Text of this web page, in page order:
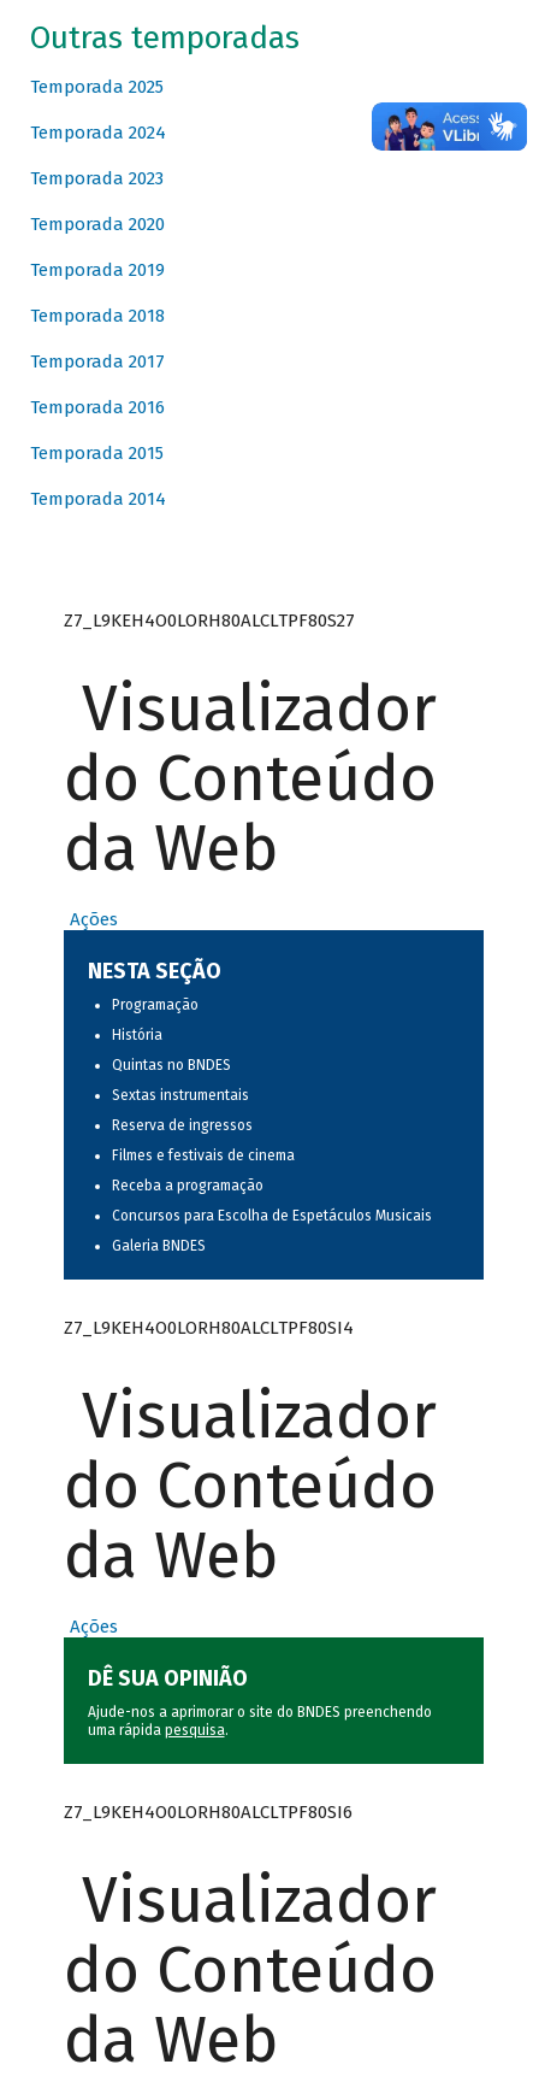
Outras temporadas
Temporada 2025
Temporada 2024
Temporada 2023
Temporada 2020
Temporada 2019
Temporada 2018
Temporada 2017
Temporada 2016
Temporada 2015
Temporada 2014
Z7_L9KEH4O0LORH80ALCLTPF80S27
Visualizador
do Conteúdo
da Web
Ações
NESTA SEÇÃO
Programação
História
Quintas no BNDES
Sextas instrumentais
Reserva de ingressos
Filmes e festivais de cinema
Receba a programação
Concursos para Escolha de Espetáculos Musicais
Galeria BNDES
Z7_L9KEH4O0LORH80ALCLTPF80SI4
Visualizador
do Conteúdo
da Web
Ações
DÊ SUA OPINIÃO
Ajude-nos a aprimorar o site do BNDES preenchendo
uma rápida pesquisa.
Z7_L9KEH4O0LORH80ALCLTPF80SI6
Visualizador
do Conteúdo
da Web